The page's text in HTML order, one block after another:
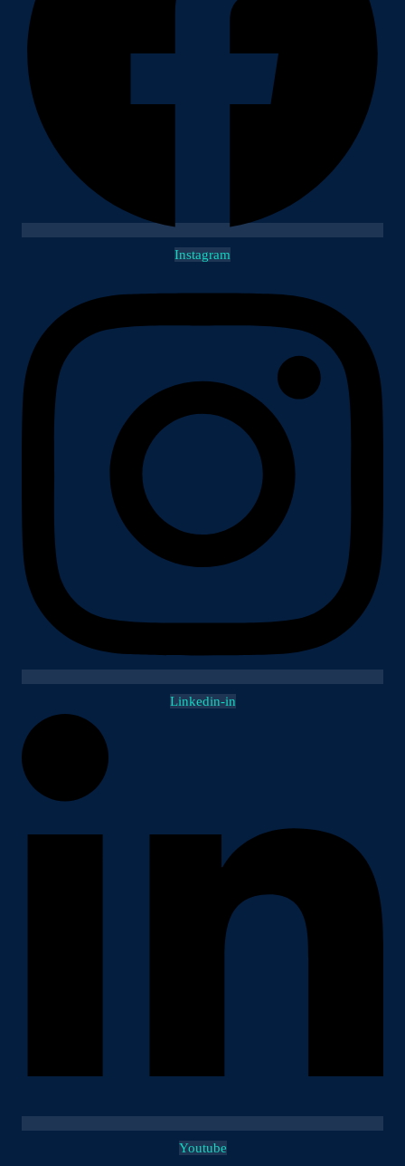
Instagram
Linkedin-in
Youtube